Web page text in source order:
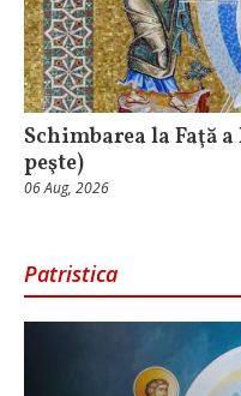
Schimbarea la Faţă
peşte)
06 Aug, 2026
Patristica